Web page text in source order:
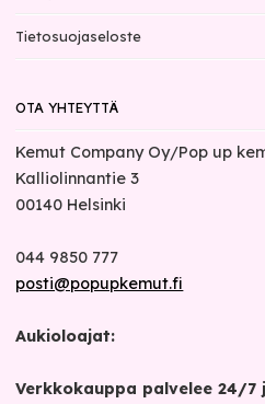
Tietosuojaseloste
OTA YHTEYTTÄ
Kemut Company Oy/Pop up
Kalliolinnantie 3
00140 Helsinki
044 9850 777
posti@popupkemut.fi
Aukioloajat:
Verkkokauppa palvelee 24/7